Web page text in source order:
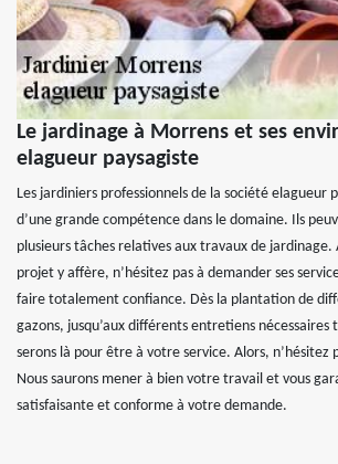
Le jardinage à Morrens et ses
elagueur paysagiste
Les jardiniers professionnels de la société elagueur
d’une grande compétence dans le domaine. Ils
plusieurs tâches relatives aux travaux de jardinage.
projet y affère, n’hésitez pas à demander ses
faire totalement confiance. Dès la plantation de
gazons, jusqu’aux différents entretiens nécessaires
serons là pour être à votre service. Alors, n’hésitez
Nous saurons mener à bien votre travail et vous
satisfaisante et conforme à votre demande.